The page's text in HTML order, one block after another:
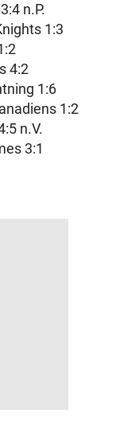
n.P.
1:3
4:2
1:6
1:2
n.V.
3:1